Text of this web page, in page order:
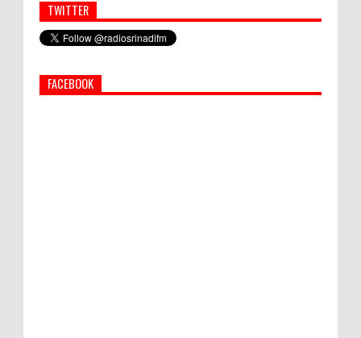
Simbol Persahabatan, RI Bangun Islamic Centre di
Afghanistan
PEMKAB KLUNGKUNG GELAR PASAR
TWITTER
FACEBOOK